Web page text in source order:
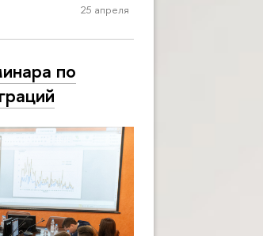
1930-х - 1950-е гг. на примере г. Перми»
25 апреля
по